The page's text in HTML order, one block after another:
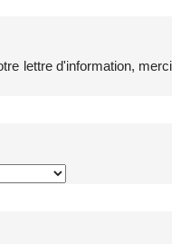
lettre d'information, merci